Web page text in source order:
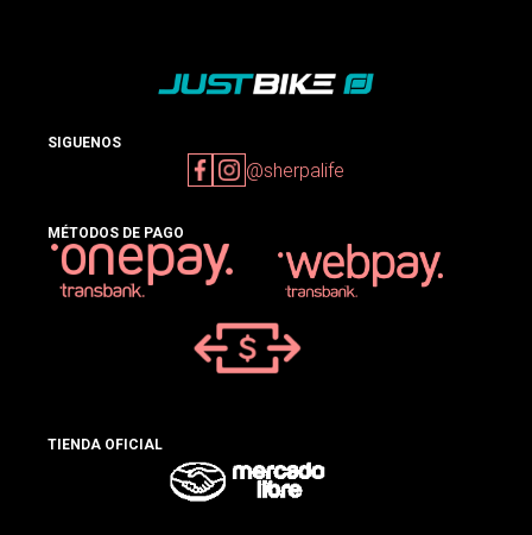
SIGUENOS
@sherpalife
MÉTODOS DE PAGO
TIENDA OFICIAL